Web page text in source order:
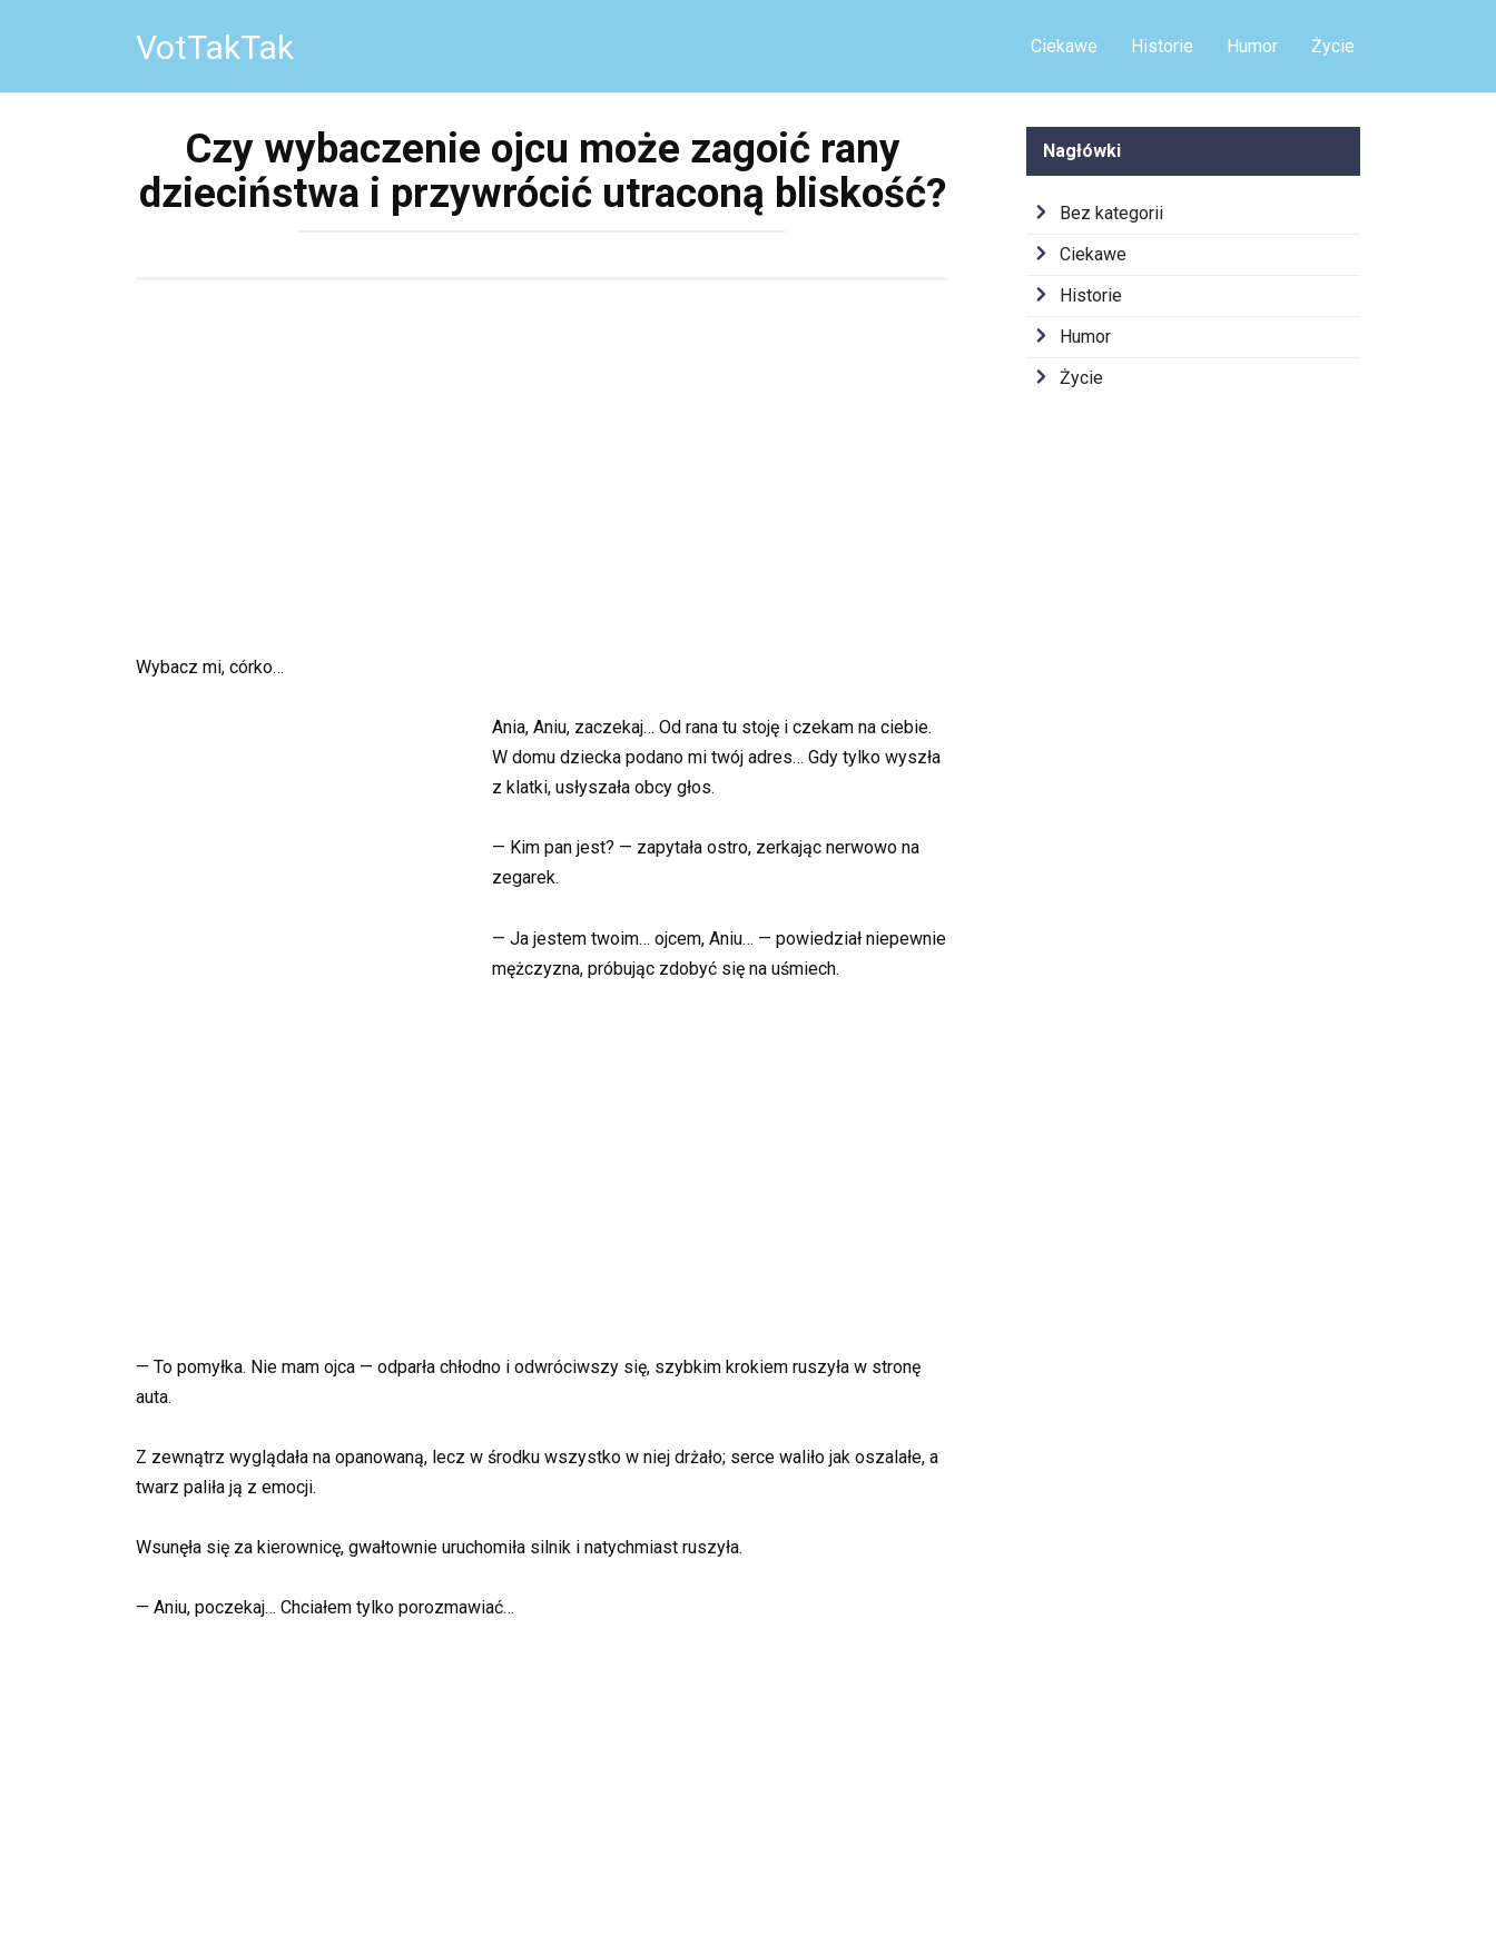
VotTakTak Ciekawe Historie Humor Życie
Czy wybaczenie ojcu może zagoić rany
dzieciństwa i przywrócić utraconą bliskość?
Wybacz mi, córko…
Ania, Aniu, zaczekaj… Od rana tu stoję i czekam na ciebie.
W domu dziecka podano mi twój adres… Gdy tylko wyszła
z klatki, usłyszała obcy głos.
— Kim pan jest? — zapytała ostro, zerkając nerwowo na
zegarek.
— Ja jestem twoim… ojcem, Aniu… — powiedział niepewnie
mężczyzna, próbując zdobyć się na uśmiech.
— To pomyłka. Nie mam ojca — odparła chłodno i odwróciwszy się, szybkim krokiem ruszyła w stronę
auta.
Z zewnątrz wyglądała na opanowaną, lecz w środku wszystko w niej drżało; serce waliło jak oszalałe, a
twarz paliła ją z emocji.
Wsunęła się za kierownicę, gwałtownie uruchomiła silnik i natychmiast ruszyła.
— Aniu, poczekaj… Chciałem tylko porozmawiać…
Nagłówki
Bez kategorii
Ciekawe
Historie
Humor
Życie